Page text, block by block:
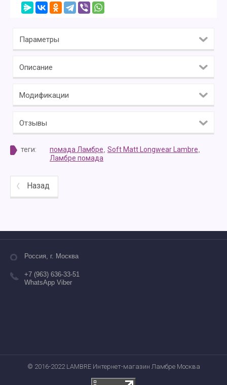
Параметры
Описание
Модификации
Отзывы
теги: помада Ламбре Soft Matt Longwear Lambre
Ламбре помада
Назад
Россия, г. Москва
+7 (963) 636-33-51
WhatsApp Viber
© 2016-2022 LAMBRE Интернет-магазин Ламбре Москва